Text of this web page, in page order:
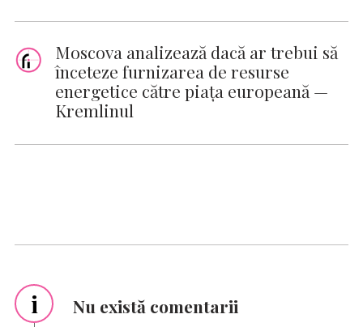
Moscova analizează dacă ar trebui să
înceteze furnizarea de resurse
energetice către piața europeană —
Kremlinul
i Nu există comentarii